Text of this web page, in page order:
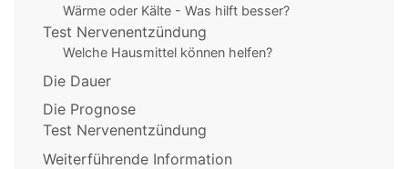
Wärme oder Kälte - Was hilft besser?
Test Nervenentzündung
Welche Hausmittel können helfen?
Die Dauer
Die Prognose
Test Nervenentzündung
Weiterführende Information